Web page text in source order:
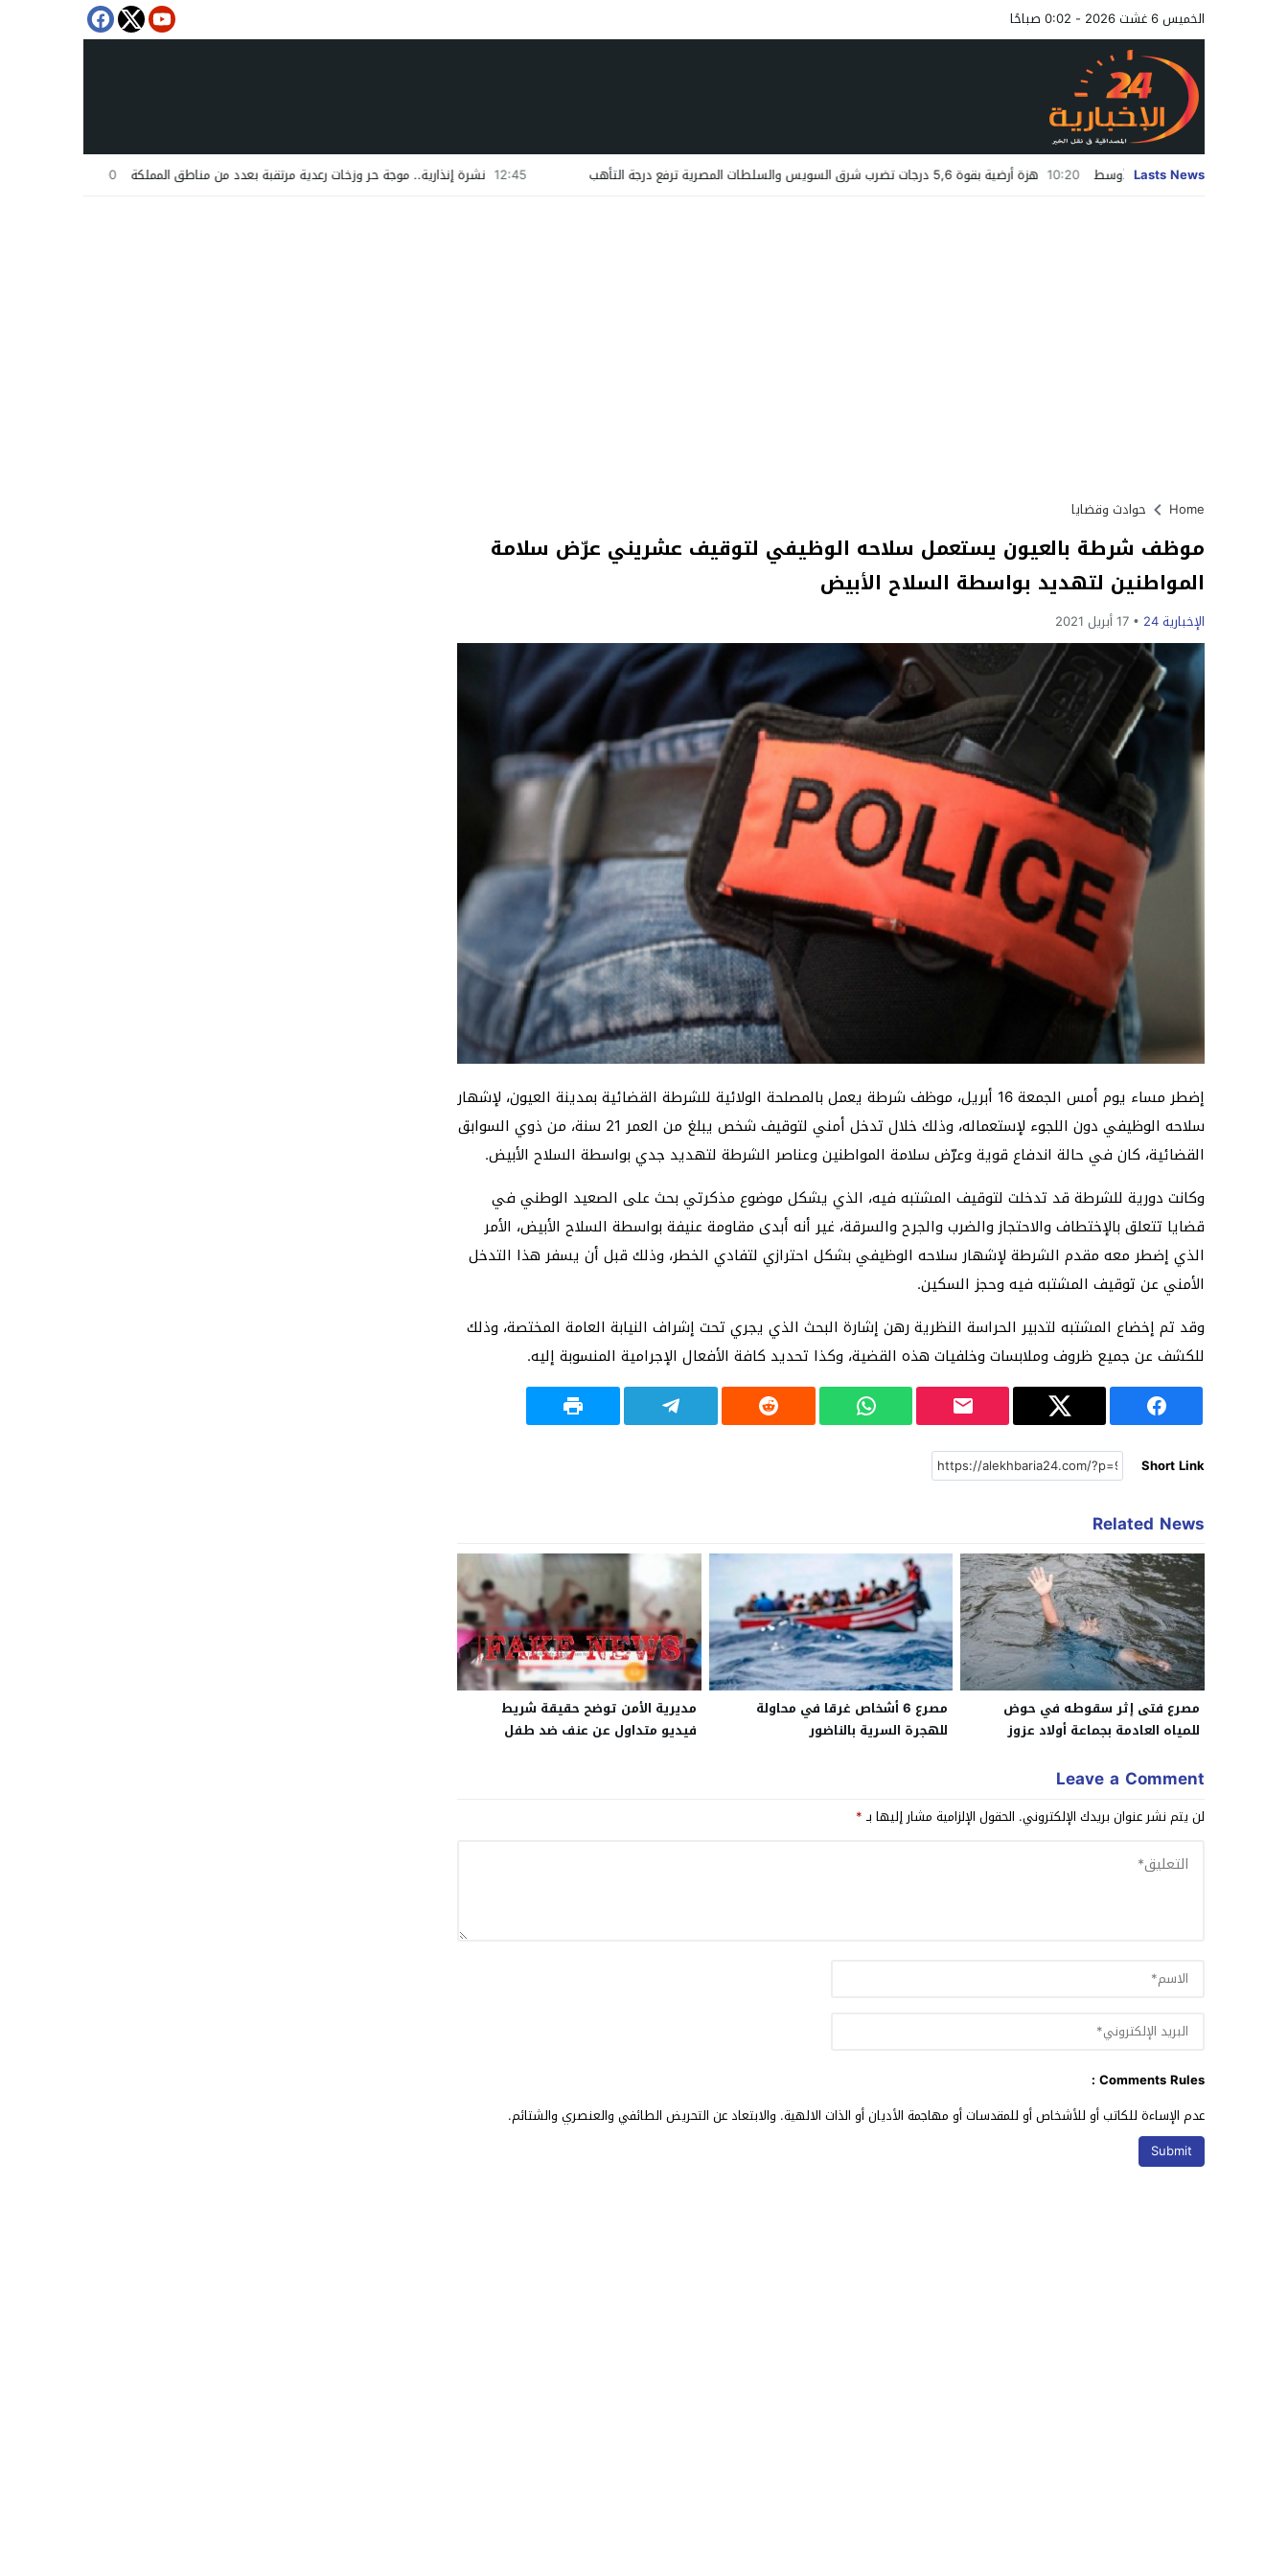
الخميس 6 غشت 2026 - 0:02 صباحًا
Lasts News
12:45 نشرة إنذارية.. موجة حر وزخات رعدية مرتقبة بعدد من مناطق المملكة 12:00 عملية “مرحبا 2026”.. عبور أكثر من 151 ألف مسافر من مينائي الجزيرة الخضراء وطريفة نحو المغرب في أربعة أيام الشرق الأوسط 10:20 هزة أرضية بقوة 5,6 درجات تضرب شرق السويس والسلطات المصرية ترفع درجة التأهب
Home حوادث وقضايا
موظف شرطة بالعيون يستعمل سلاحه الوظيفي لتوقيف عشريني عرّض سلامة
المواطنين لتهديد بواسطة السلاح الأبيض
الإخبارية 24 17 أبريل 2021
إضطر مساء يوم أمس الجمعة 16 أبريل، موظف شرطة يعمل بالمصلحة الولائية للشرطة القضائية بمدينة العيون، لإشهار
سلاحه الوظيفي دون اللجوء لإستعماله، وذلك خلال تدخل أمني لتوقيف شخص يبلغ من العمر 21 سنة، من ذوي السوابق
القضائية، كان في حالة اندفاع قوية وعرّض سلامة المواطنين وعناصر الشرطة لتهديد جدي بواسطة السلاح الأبيض.
وكانت دورية للشرطة قد تدخلت لتوقيف المشتبه فيه، الذي يشكل موضوع مذكرتي بحث على الصعيد الوطني في
قضايا تتعلق بالإختطاف والاحتجاز والضرب والجرح والسرقة، غير أنه أبدى مقاومة عنيفة بواسطة السلاح الأبيض، الأمر
الذي إضطر معه مقدم الشرطة لإشهار سلاحه الوظيفي بشكل احترازي لتفادي الخطر، وذلك قبل أن يسفر هذا التدخل
الأمني عن توقيف المشتبه فيه وحجز السكين.
وقد تم إخضاع المشتبه لتدبير الحراسة النظرية رهن إشارة البحث الذي يجري تحت إشراف النيابة العامة المختصة، وذلك
للكشف عن جميع ظروف وملابسات وخلفيات هذه القضية، وكذا تحديد كافة الأفعال الإجرامية المنسوبة إليه.
Short Link
Related News
مصرع فتى إثر سقوطه في حوض
للمياه العادمة بجماعة أولاد عزوز
مصرع 6 أشخاص غرقا في محاولة
للهجرة السرية بالناضور
مديرية الأمن توضح حقيقة شريط
فيديو متداول عن عنف ضد طفل
Leave a Comment
لن يتم نشر عنوان بريدك الإلكتروني. الحقول الإلزامية مشار إليها بـ*
Comments Rules :
عدم الإساءة للكاتب أو للأشخاص أو للمقدسات أو مهاجمة الأديان أو الذات الالهية. والابتعاد عن التحريض الطائفي والعنصري والشتائم.